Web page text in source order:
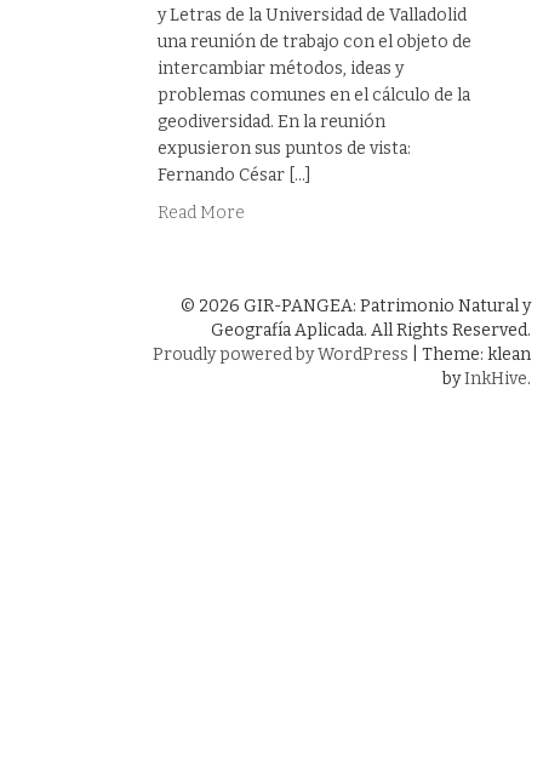
y Letras de la Universidad de Valladolid
una reunión de trabajo con el objeto de
intercambiar métodos, ideas y
problemas comunes en el cálculo de la
geodiversidad. En la reunión
expusieron sus puntos de vista:
Fernando César […]
Read More
© 2026 GIR-PANGEA: Patrimonio Natural y
Geografía Aplicada. All Rights Reserved.
Proudly powered by WordPress
Theme: klean
byInkHive.